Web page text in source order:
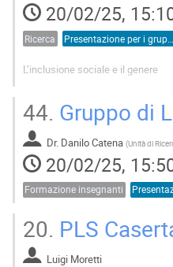
20/02/25,
Ricerca Presentazione per i gruppi di lavoro
L’inclusione sociale e il genere
44. Gruppo di
Dr. Danilo Catena (
20/02/25,
Formazione insegnanti
20. PLS
Luigi Moretti